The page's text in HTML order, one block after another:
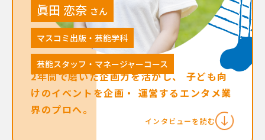
眞田 恋奈 さん
マスコミ出版・芸能学科
芸能スタッフ・マネージャーコース
2年間で磨いた企画力を活かし、 子ども向
けのイベントを企画・ 運営するエンタメ業
界のプロへ。
インタビューを読む